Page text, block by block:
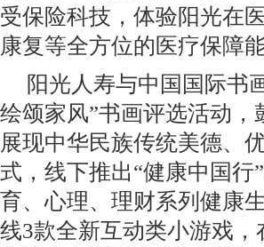
受保险科技，体验阳光在
康复等全方位的医疗保障能
阳光人寿与中国国际书
绘颂家风”书画评选活动
展现中华民族传统美德、
式，线下推出“健康中国
育、心理、理财系列健康
线3款全新互动类小游戏